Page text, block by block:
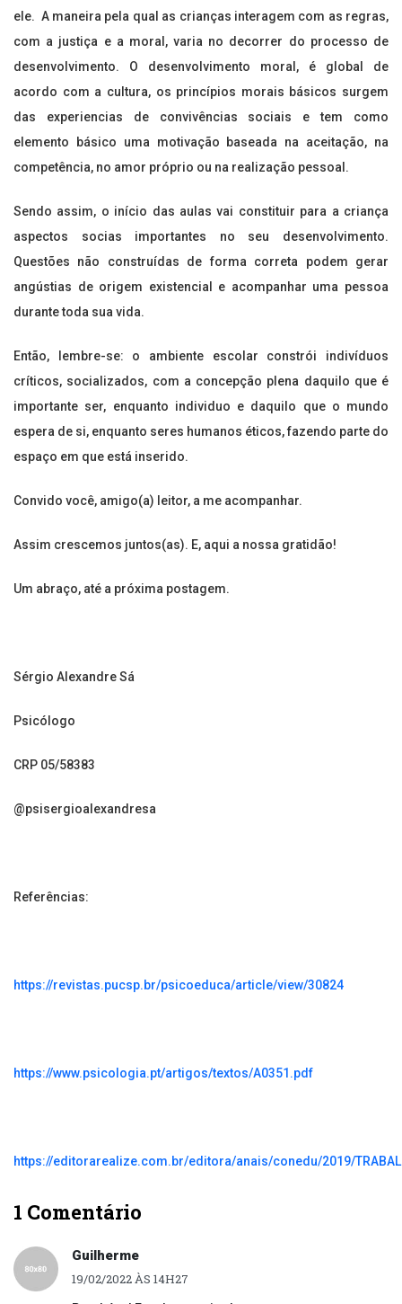
ele. A maneira pela qual as crianças interagem com as regras,
com a justiça e a moral, varia no decorrer do processo de
desenvolvimento. O desenvolvimento moral, é global de
acordo com a cultura, os princípios morais básicos surgem
das experiencias de convivências sociais e tem como
elemento básico uma motivação baseada na aceitação, na
competência, no amor próprio ou na realização pessoal.
Sendo assim, o início das aulas vai constituir para a criança
aspectos socias importantes no seu desenvolvimento.
Questões não construídas de forma correta podem gerar
angústias de origem existencial e acompanhar uma pessoa
durante toda sua vida.
Então, lembre-se: o ambiente escolar constrói indivíduos
críticos, socializados, com a concepção plena daquilo que é
importante ser, enquanto individuo e daquilo que o mundo
espera de si, enquanto seres humanos éticos, fazendo parte do
espaço em que está inserido.
Convido você, amigo(a) leitor, a me acompanhar.
Assim crescemos juntos(as). E, aqui a nossa gratidão!
Um abraço, até a próxima postagem.
Sérgio Alexandre Sá
Psicólogo
CRP 05/58383
@psisergioalexandresa
Referências:
https://revistas.pucsp.br/psicoeduca/article/view/30824
https://www.psicologia.pt/artigos/textos/A0351.pdf
https://editorarealize.com.br/editora/anais/conedu/2019/
1 Comentário
Guilherme
19/02/2022 ÀS 14H27